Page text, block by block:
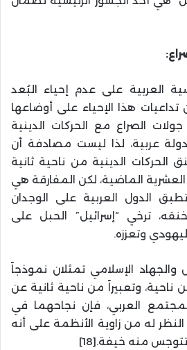
العربية على عدم إحياء البُعد
تداعيات هذا الإحياء على أوضاعها
الصراع مع الحركات الدينية
عربية، لذا ليست مصادفة أن
الحركات الدينية من ناحية ثانية
العشرية الماضية، لكن المفارقة هي
الدول العربية على الوجدان
ترخي “إسرائيل” الحبل على
وتعززه.
الإسلامي تمثلان نموذجاً
ناحية، وتعبيراً من ناحية ثانية عن
العربي، فإن نجاحهما في
له من زاوية الأنظمة على أنه
منه خيفة.[18]